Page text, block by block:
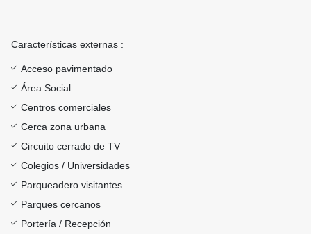
Características externas :
Acceso pavimentado
Área Social
Centros comerciales
Cerca zona urbana
Circuito cerrado de TV
Colegios / Universidades
Parqueadero visitantes
Parques cercanos
Portería / Recepción